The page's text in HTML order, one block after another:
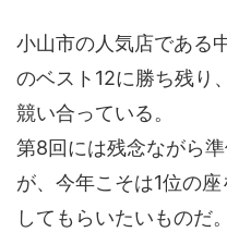
小山市の人気店である
のベスト12に勝ち残り
競い合っている。
第8回には残念ながら
が、今年こそは1位の
してもらいたいものだ。